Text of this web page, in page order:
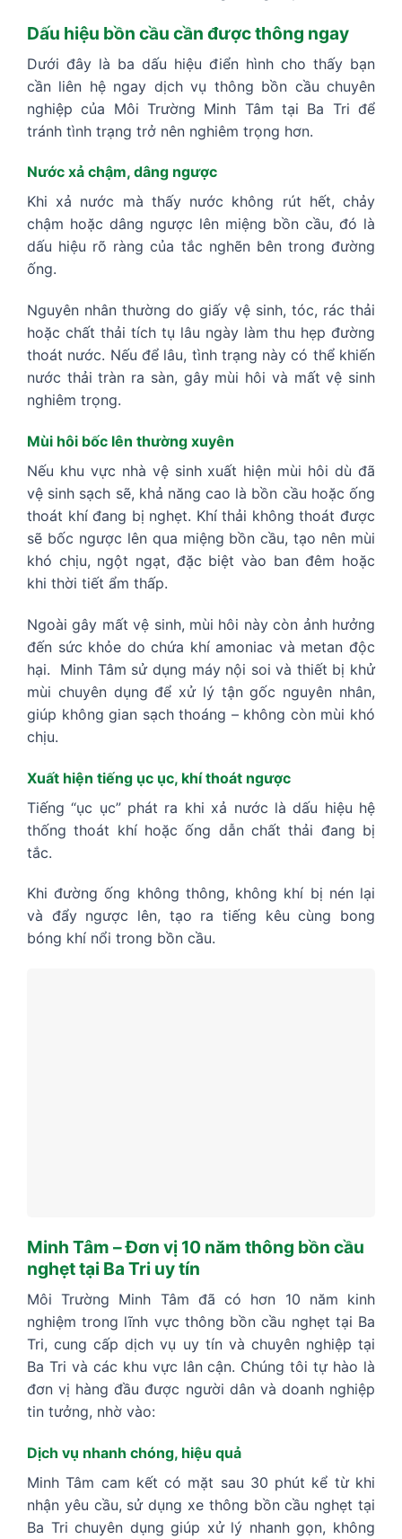
Dấu hiệu bồn cầu cần được thông ngay
Dưới đây là ba dấu hiệu điển hình cho thấy bạn
cần liên hệ ngay dịch vụ thông bồn cầu chuyên
nghiệp của Môi Trường Minh Tâm tại Ba Tri để
tránh tình trạng trở nên nghiêm trọng hơn.
Nước xả chậm, dâng ngược
Khi xả nước mà thấy nước không rút hết, chảy
chậm hoặc dâng ngược lên miệng bồn cầu, đó là
dấu hiệu rõ ràng của tắc nghẽn bên trong đường
ống.
Nguyên nhân thường do giấy vệ sinh, tóc, rác thải
hoặc chất thải tích tụ lâu ngày làm thu hẹp đường
thoát nước. Nếu để lâu, tình trạng này có thể khiến
nước thải tràn ra sàn, gây mùi hôi và mất vệ sinh
nghiêm trọng.
Mùi hôi bốc lên thường xuyên
Nếu khu vực nhà vệ sinh xuất hiện mùi hôi dù đã
vệ sinh sạch sẽ, khả năng cao là bồn cầu hoặc ống
thoát khí đang bị nghẹt. Khí thải không thoát được
sẽ bốc ngược lên qua miệng bồn cầu, tạo nên mùi
khó chịu, ngột ngạt, đặc biệt vào ban đêm hoặc
khi thời tiết ẩm thấp.
Ngoài gây mất vệ sinh, mùi hôi này còn ảnh hưởng
đến sức khỏe do chứa khí amoniac và metan độc
hại. Minh Tâm sử dụng máy nội soi và thiết bị khử
mùi chuyên dụng để xử lý tận gốc nguyên nhân,
giúp không gian sạch thoáng – không còn mùi khó
chịu.
Xuất hiện tiếng ục ục, khí thoát ngược
Tiếng “ục ục” phát ra khi xả nước là dấu hiệu hệ
thống thoát khí hoặc ống dẫn chất thải đang bị
tắc.
Khi đường ống không thông, không khí bị nén lại
và đẩy ngược lên, tạo ra tiếng kêu cùng bong
bóng khí nổi trong bồn cầu.
Minh Tâm – Đơn vị 10 năm thông bồn cầu
nghẹt tại Ba Tri uy tín
Môi Trường Minh Tâm đã có hơn 10 năm kinh
nghiệm trong lĩnh vực thông bồn cầu nghẹt tại Ba
Tri, cung cấp dịch vụ uy tín và chuyên nghiệp tại
Ba Tri và các khu vực lân cận. Chúng tôi tự hào là
đơn vị hàng đầu được người dân và doanh nghiệp
tin tưởng, nhờ vào:
Dịch vụ nhanh chóng, hiệu quả
Minh Tâm cam kết có mặt sau 30 phút kể từ khi
nhận yêu cầu, sử dụng xe thông bồn cầu nghẹt tại
Ba Tri chuyên dụng giúp xử lý nhanh gọn, không